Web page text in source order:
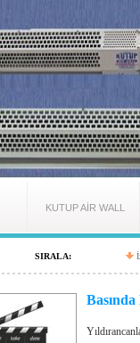
KUTUP AİR WALL
SIRALA: